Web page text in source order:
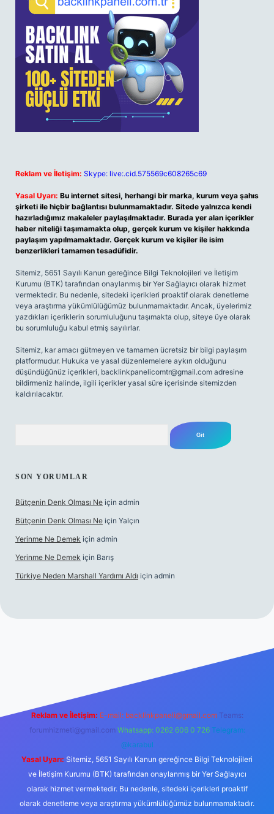
Reklam ve İletişim: Skype: live:.cid.575569c608265c69
Yasal Uyarı: Bu internet sitesi, herhangi bir marka, kurum veya şahıs
şirketi ile hiçbir bağlantısı bulunmamaktadır. Sitede yalnızca kendi
hazırladığımız makaleler paylaşılmaktadır. Burada yer alan içerikler
haber niteliği taşımamakta olup, gerçek kurum ve kişiler hakkında
paylaşım yapılmamaktadır. Gerçek kurum ve kişiler ile isim
benzerlikleri tamamen tesadüfidir.
Sitemiz, 5651 Sayılı Kanun gereğince Bilgi Teknolojileri ve İletişim
Kurumu (BTK) tarafından onaylanmış bir Yer Sağlayıcı olarak hizmet
vermektedir. Bu nedenle, sitedeki içerikleri proaktif olarak denetleme
veya araştırma yükümlülüğümüz bulunmamaktadır. Ancak, üyelerimiz
yazdıkları içeriklerin sorumluluğunu taşımakta olup, siteye üye olarak
bu sorumluluğu kabul etmiş sayılırlar.
Sitemiz, kar amacı gütmeyen ve tamamen ücretsiz bir bilgi paylaşım
platformudur. Hukuka ve yasal düzenlemelere aykırı olduğunu
düşündüğünüz içerikleri, backlinkpanelicomtr@gmail.com adresine
bildirmeniz halinde, ilgili içerikler yasal süre içerisinde sitemizden
kaldırılacaktır.
SON YORUMLAR
Bütçenin Denk Olması Ne için admin
Bütçenin Denk Olması Ne için Yalçın
Yerinme Ne Demek için admin
Yerinme Ne Demek için Barış
Türkiye Neden Marshall Yardımı Aldı için admin
hiltonbet yeni giriş
Reklam ve İletişim: E-mail: backlinkpaneli@gmail.com Teams:
forumhizmeti@gmail.com Whatsapp: 0262 606 0 726 Telegram:
@karabul
Yasal Uyarı: Sitemiz, 5651 Sayılı Kanun gereğince Bilgi Teknolojileri
ve İletişim Kurumu (BTK) tarafından onaylanmış bir Yer Sağlayıcı
olarak hizmet vermektedir. Bu nedenle, sitedeki içerikleri proaktif
olarak denetleme veya araştırma yükümlülüğümüz bulunmamaktadır.